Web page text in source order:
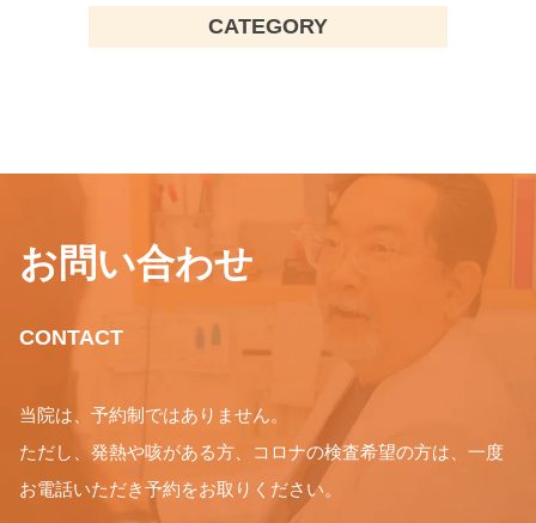
CATEGORY
お問い合わせ
CONTACT
当院は、予約制ではありません。
ただし、発熱や咳がある方、コロナの検査希望の方は、一度
お電話いただき予約をお取りください。